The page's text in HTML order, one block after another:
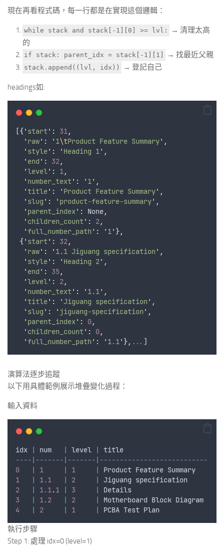
現在再看程式碼，每一行都是在實現這個邏輯：
while stack and stack[-1][0] >= lvl:
→ 清理太高
的
if stack: parent_idx = stack[-1][1] → 找最近父親
stack.append((lvl, idx)) → 登記自己
headings如:
[{ ' start' : 31,
' raw' : ' 1\tProduct Feature Summary' ,
' style' : ' Heading 1' ,
' end ' : 32,
'level' : 1,
' number_text' : ' 1' ,
'title' : ' Product Feature Summary' ,
' slug ' : ' product-feature-summary' ,
' parent_index' : None,
' children_count' : 2,
' full_number_path ' : ' 1' },
{ ' start' : 32,
' raw' : ' 1.1 Jiguang specification ' ,
' style' : ' Heading 2' ,
' end ' : 35,
'level' : 2,
' number_text' : ' 1.1' ,
'title' : 'Jiguang specification ' ,
' slug ' : ' jiguang-specification ' ,
' parent_index' : 0,
' children_count' : 0,
' full_number_path ' : ' 1.1' }, ... ]
演算法逐步追蹤
以下用具體範例展示堆疊變化過程：
輸入資料
idx | num | level |
title
----|-------|-------|---------------------------
0
| 1 | 1 | Product Feature Summary
1
| 1.1 | 2 | Jiguang specification
2
| 1.1.1 | 3 |
Details
3
| 1.2 | 2 | Motherboard Block Diagram
4
| 2 | 1 | PCBA Test Plan
執行步驟
Step 1: 處理 idx=0 (level=1)